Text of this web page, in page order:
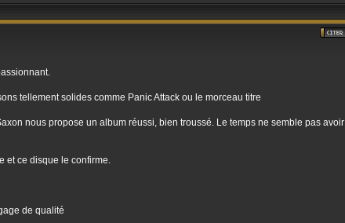
tellement solides comme Panic Attack ou le morceau titre
nous propose un album réussi, bien troussé. Le temps ne semble pas avoir
et ce disque le confirme.
de qualité